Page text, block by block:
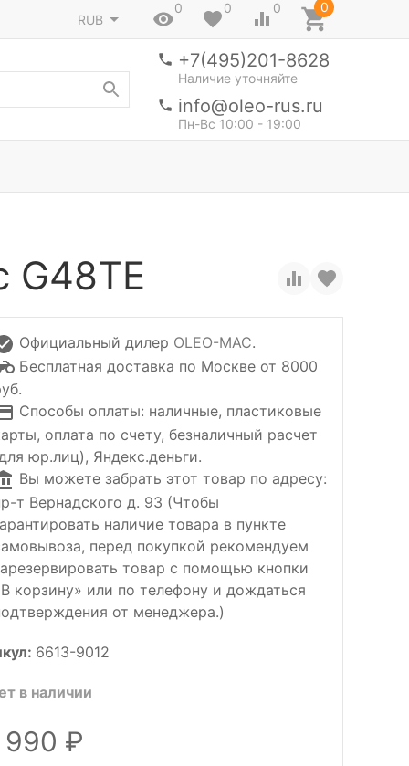
RUB
0 0 0 0
+7(495)201-8628
Наличие уточняйте
info@oleo-rus.ru
Пн-Вс 10:00 - 19:00
G48TE
Официальный дилер OLEO-MAC.
Бесплатная доставка по Москве от 8000
Способы оплаты: наличные, пластиковые
оплата по счету, безналичный расчет
юр.лиц), Яндекс.деньги.
Вы можете забрать этот товар по адресу:
т Вернадского д. 93 (Чтобы
наличие товара в пункте
перед покупкой рекомендуем
товар с помощью кнопки
корзину» или по телефону и дождаться
от менеджера.)
6613-9012
в наличии